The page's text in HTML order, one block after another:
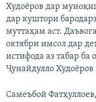
Худоёров дар
дар куштори
муттаҳам аст.
октябри имсол дар
истифода аз табар ба
Ҷунайдулло
Самеъбой